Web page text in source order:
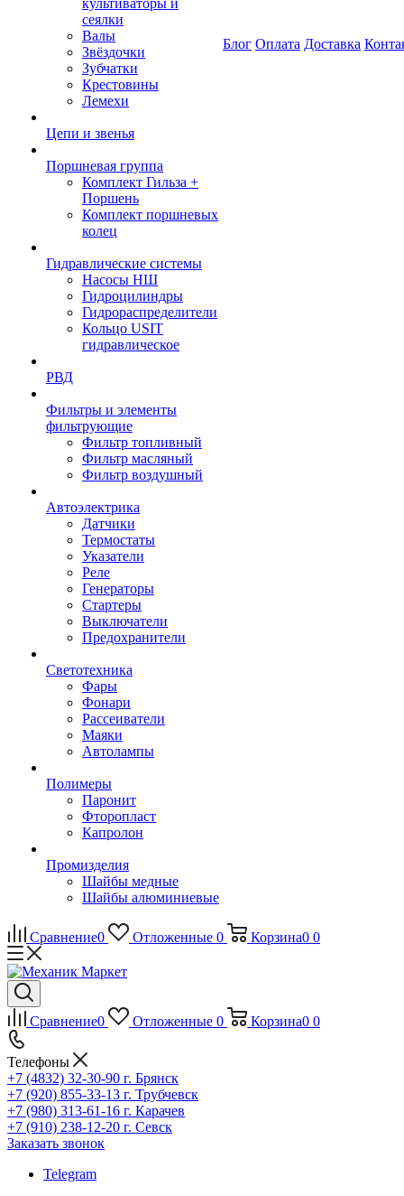
культиваторы и
сеялки
Валы
Звёздочки
Зубчатки
Крестовины
Лемехи
Цепи и звенья
Поршневая группа
Комплект Гильза +
Поршень
Комплект поршневых
колец
Гидравлические системы
Насосы НШ
Гидроцилиндры
Гидрораспределители
Кольцо USIT
гидравлическое
РВД
Фильтры и элементы
фильтрующие
Фильтр топливный
Фильтр масляный
Фильтр воздушный
Автоэлектрика
Датчики
Термостаты
Указатели
Реле
Генераторы
Стартеры
Выключатели
Предохранители
Светотехника
Фары
Фонари
Рассеиватели
Маяки
Автолампы
Полимеры
Паронит
Фторопласт
Капролон
Промизделия
Шайбы медные
Шайбы алюминиевые
Блог Оплата Доставка
Сравнение0 Отложенные 0 Корзина0 0
Сравнение0 Отложенные 0 Корзина0 0
Телефоны
+7 (4832) 32-30-90 г. Брянск
+7 (920) 855-33-13 г. Трубчевск
+7 (980) 313-61-16 г. Карачев
+7 (910) 238-12-20 г. Севск
Заказать звонок
Telegram